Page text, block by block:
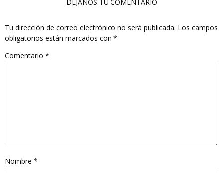
DÉJANOS TU COMENTARIO
Tu dirección de correo electrónico no será publicada. Los campos
obligatorios están marcados con *
Comentario *
Nombre *